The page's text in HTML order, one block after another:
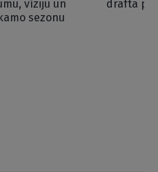
vīziju un
sezonu
drafta